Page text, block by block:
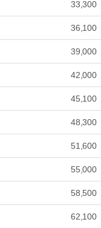
33,300
36,100
39,000
42,000
45,100
48,300
51,600
55,000
58,500
62,100